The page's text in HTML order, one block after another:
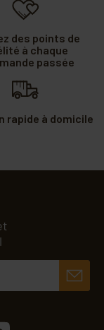
des points de
à chaque
passée
rapide à domicile